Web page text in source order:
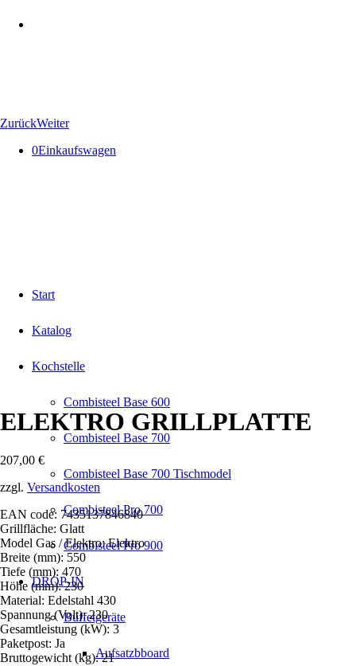
ZurückWeiter
0Einkaufswagen
Start
Katalog
Kochstelle
Combisteel Base 600
Combisteel Base 700
Combisteel Base 700 Tischmodel
Combisteel Pro 700
Combisteel Pro 900
DROP-IN
Büffetgeräte
Aufsatzbboard
ELEKTRO GRILLPLATTE
207,00 €
zzgl. Versandkosten
EAN code: 7435137846840
Grillfläche: Glatt
Model Gas / Elektro: Elektro
Breite (mm): 550
Tiefe (mm): 470
Höhe (mm): 230
Material: Edelstahl 430
Spannung (Volt): 230
Gesamtleistung (kW): 3
Paketpost: Ja
Bruttogewicht (kg): 21